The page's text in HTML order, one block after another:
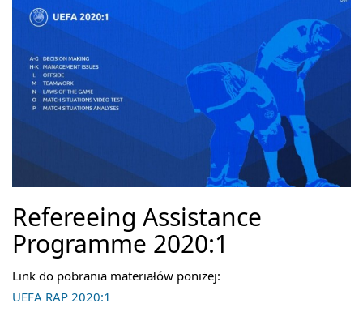
Refereeing Assistance
Programme 2020:1
Link do pobrania materiałów poniżej:
UEFA RAP 2020:1